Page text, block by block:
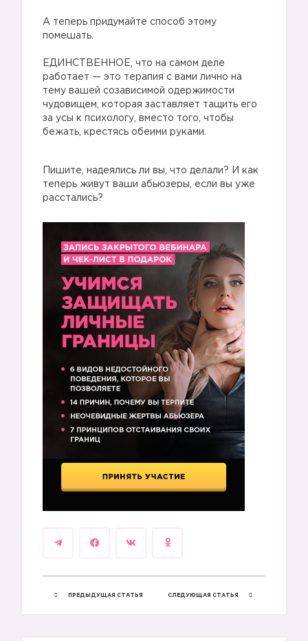
А теперь придумайте способ этому
помешать.
ЕДИНСТВЕННОЕ, что на самом деле
работает — это терапия с вами лично на
тему вашей созависимой одержимости
чудовищем, которая заставляет тащить его
за усы к психологу, вместо того, чтобы
бежать, крестясь обеими руками.
Пишите, надеялись ли вы, что делали? И как
теперь живут ваши абьюзеры, если вы уже
расстались?
ПРЕДЫДУЩАЯ СТАТЬЯ СЛЕДУЮЩАЯ СТАТЬЯ